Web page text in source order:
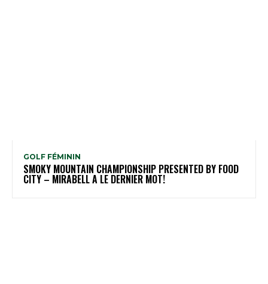
GOLF FÉMININ
SMOKY MOUNTAIN CHAMPIONSHIP PRESENTED BY FOOD
CITY – MIRABELL A LE DERNIER MOT!